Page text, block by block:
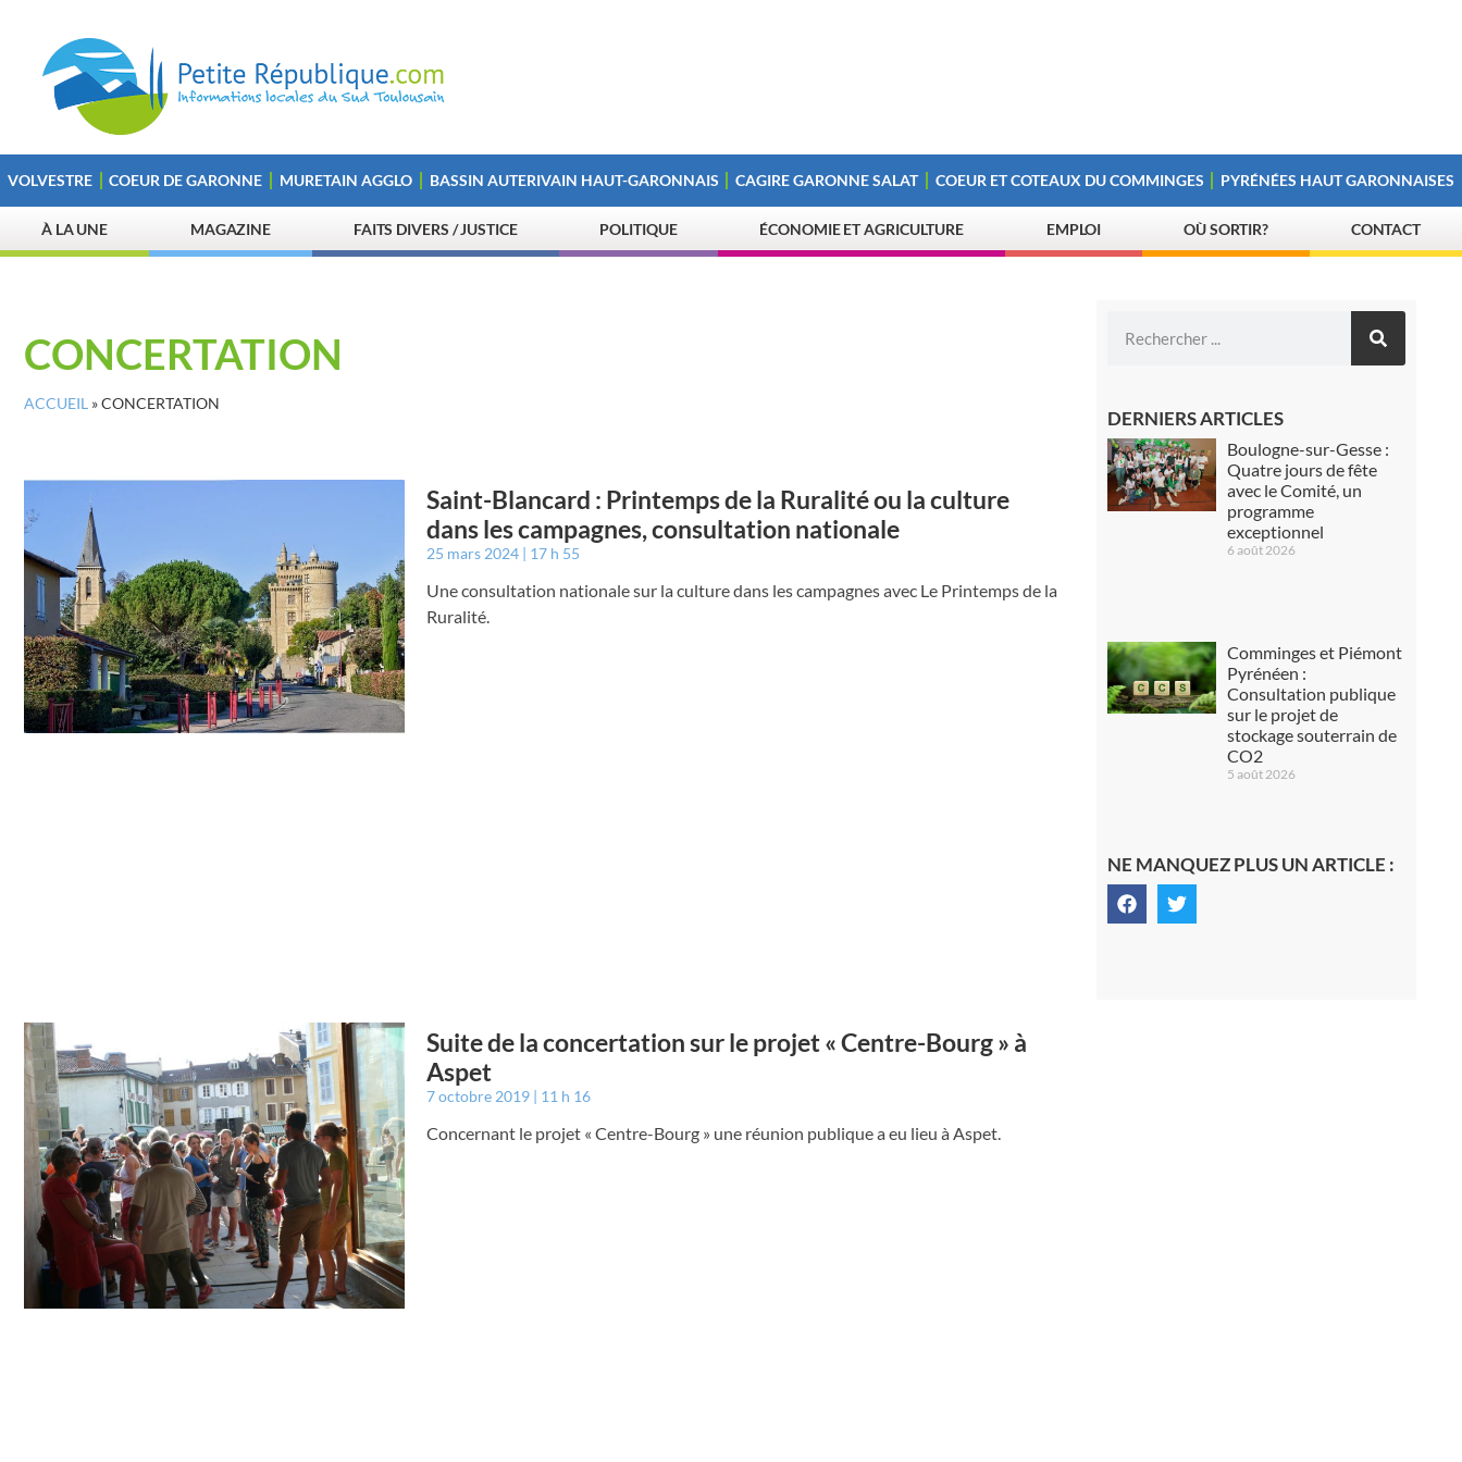
VOLVESTRE COEUR DE GARONNE MURETAIN AGGLO BASSIN AUTERIVAIN HAUT-GARONNAIS CAGIRE GARONNE SALAT COEUR ET COTEAUX DU COMMINGES PYRÉNÉES HAUT GARONNAISES
À LA UNE MAGAZINE FAITS DIVERS / JUSTICE POLITIQUE ÉCONOMIE ET AGRICULTURE EMPLOI OÙ SORTIR? CONTACT
CONCERTATION
ACCUEIL »CONCERTATION
Saint-Blancard : Printemps de la Ruralité ou la culture
dans les campagnes, consultation nationale
25 mars 2024 17 h 55
Une consultation nationale sur la culture dans les campagnes avec Le Printemps de la
Ruralité.
Suite de la concertation sur le projet « Centre-Bourg » à
Aspet
7 octobre 2019 11 h 16
Concernant le projet « Centre-Bourg » une réunion publique a eu lieu à Aspet.
DERNIERS ARTICLES
Boulogne-sur-Gesse :
Quatre jours de fête
avec le Comité, un
programme
exceptionnel
6 août 2026
Comminges et Piémont
Pyrénéen :
Consultation publique
sur le projet de
stockage souterrain de
CO2
5 août 2026
NE MANQUEZ PLUS UN ARTICLE :